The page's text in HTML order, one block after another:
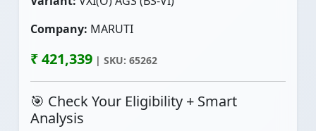
Company: MARUTI
₹ 421,339 | SKU: 65262
🎯 Check Your Eligibility + Smart
Analysis